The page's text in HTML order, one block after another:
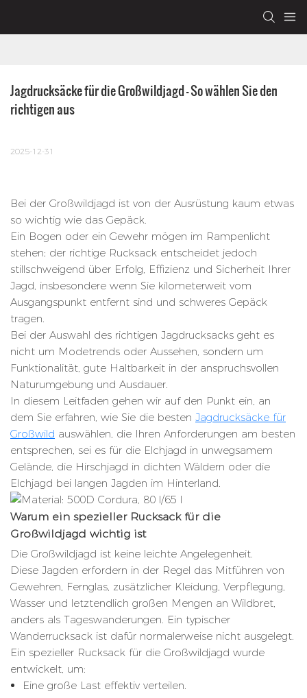
Jagdrucksäcke für die Großwildjagd – So wählen Sie den
richtigen aus
2025-12-31
Bei der Großwildjagd ist von der Ausrüstung kaum etwas
so wichtig wie das Gepäck.
Ein Bogen oder ein Gewehr mögen im Rampenlicht
stehen; der richtige Rucksack entscheidet jedoch
stillschweigend über Erfolg, Effizienz und Sicherheit Ihrer
Jagd, insbesondere wenn Sie kilometerweit vom
Ausgangspunkt entfernt sind und schweres Gepäck
tragen.
Bei der Auswahl des richtigen Jagdrucksacks geht es
nicht um Modetrends oder Aussehen, sondern um
Funktionalität, gute Haltbarkeit in der anspruchsvollen
Naturumgebung und Ausdauer.
In diesem Leitfaden gehen wir auf den Punkt ein, an
dem Sie erfahren, wie Sie die besten Jagdrucksäcke für
Großwild auswählen, die Ihren Anforderungen am besten
entsprechen, sei es für die Elchjagd in unwegsamem
Gelände, die Hirschjagd in dichten Wäldern oder die
Elchjagd bei langen Jagden im Hinterland.
Warum ein spezieller Rucksack für die
Großwildjagd wichtig ist
Die Großwildjagd ist keine leichte Angelegenheit.
Diese Jagden erfordern in der Regel das Mitführen von
Gewehren, Fernglas, zusätzlicher Kleidung, Verpflegung,
Wasser und letztendlich großen Mengen an Wildbret,
anders als Tageswanderungen. Ein typischer
Wanderrucksack ist dafür normalerweise nicht ausgelegt.
Ein spezieller Rucksack für die Großwildjagd wurde
entwickelt, um:
Eine große Last effektiv verteilen.